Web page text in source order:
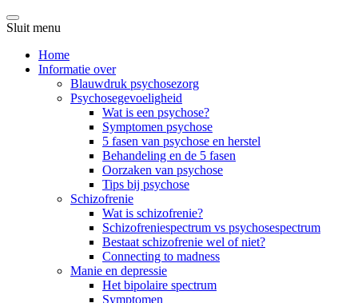
Sluit menu
Home
Informatie over
Blauwdruk psychosezorg
Psychosegevoeligheid
Wat is een psychose?
Symptomen psychose
5 fasen van psychose en herstel
Behandeling en de 5 fasen
Oorzaken van psychose
Tips bij psychose
Schizofrenie
Wat is schizofrenie?
Schizofreniespectrum vs psychosespectrum
Bestaat schizofrenie wel of niet?
Connecting to madness
Manie en depressie
Het bipolaire spectrum
Symptomen